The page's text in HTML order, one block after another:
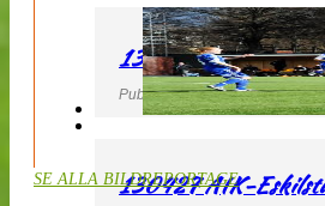
130427 LdB FC
Publicerad 27 April 2013, 20:54
130427 AIK-
SE ALLA BILDREPORTAGE